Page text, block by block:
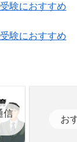
験におすすめ
験におすすめ
信
お